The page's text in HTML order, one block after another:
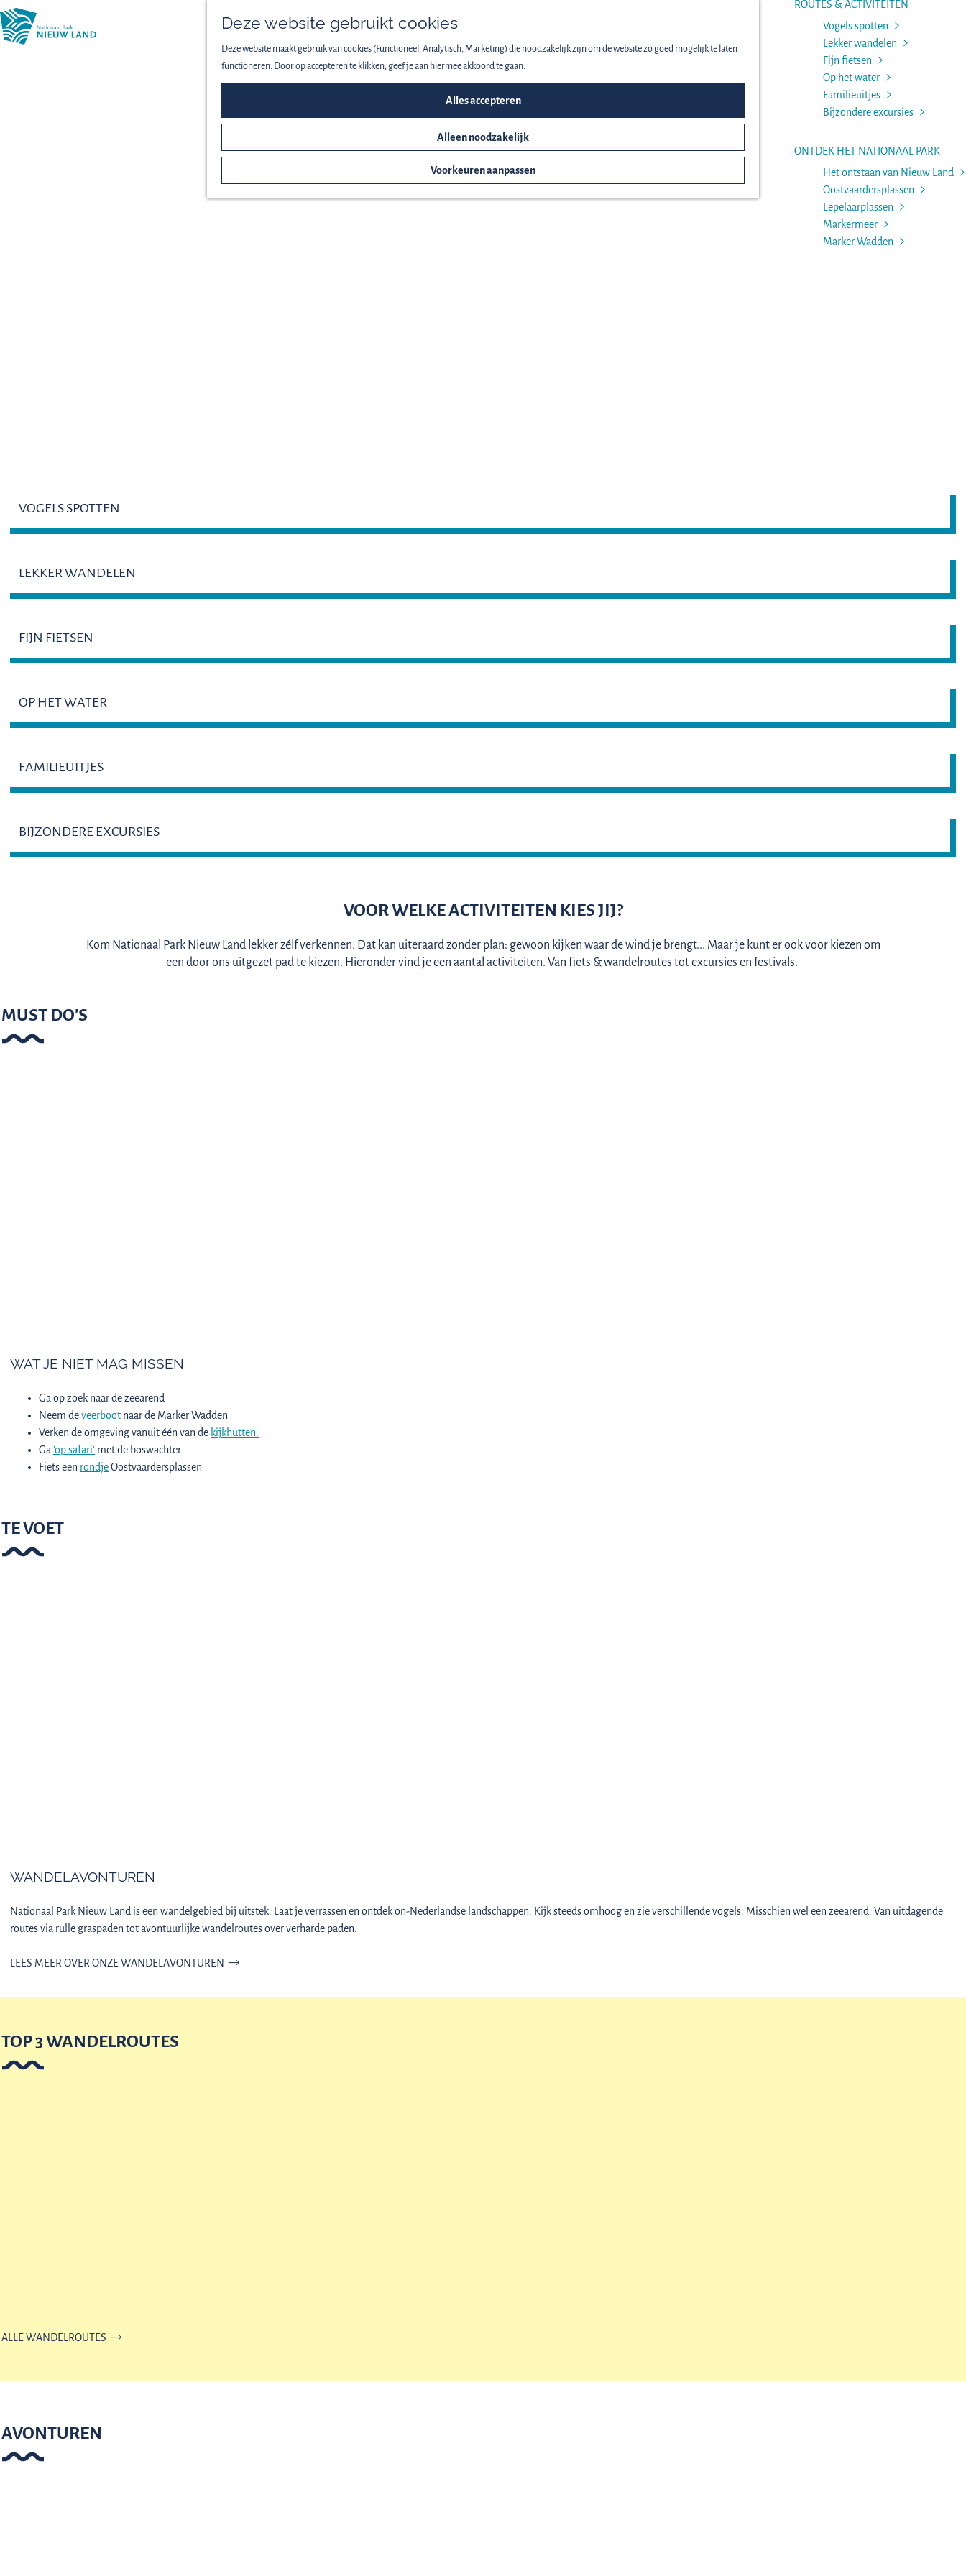
Deze website gebruikt cookies
Deze website maakt gebruik van cookies (Functioneel, Analytisch, Marketing) die noodzakelijk zijn om de website zo goed mogelijk te laten
functioneren. Door op accepteren te klikken, geef je aan hiermee akkoord te gaan.
Alles accepteren
Alleen noodzakelijk
Voorkeuren aanpassen
ROUTES & ACTIVITEITEN
Vogels spotten
Lekker wandelen
Fijn fietsen
Op het water
Familieuitjes
Bijzondere excursies
ONTDEK HET NATIONAAL PARK
Het ontstaan van Nieuw Land
Oostvaardersplassen
Lepelaarplassen
Markermeer
Marker Wadden
VOGELS SPOTTEN
LEKKER WANDELEN
FIJN FIETSEN
OP HET WATER
FAMILIEUITJES
BIJZONDERE EXCURSIES
VOOR WELKE ACTIVITEITEN KIES JIJ?
Kom Nationaal Park Nieuw Land lekker zélf verkennen. Dat kan uiteraard zonder plan: gewoon kijken waar de wind je brengt... Maar je kunt er ook voor kiezen om
een door ons uitgezet pad te kiezen. Hieronder vind je een aantal activiteiten. Van fiets & wandelroutes tot excursies en festivals.
MUST DO'S
WAT JE NIET MAG MISSEN
Ga op zoek naar de zeearend
Neem deveerboot naar de Marker Wadden
Verken de omgeving vanuit één van de kijkhutten.
Ga 'op safari' met de boswachter
Fiets een rondjeOostvaardersplassen
TE VOET
WANDELAVONTUREN
Nationaal Park Nieuw Land is een wandelgebied bij uitstek. Laat je verrassen en ontdek on-Nederlandse landschappen. Kijk steeds omhoog en zie verschillende vogels. Misschien wel een zeearend. Van uitdagende
routes via rulle graspaden tot avontuurlijke wandelroutes over verharde paden.
LEES MEER OVER ONZE WANDELAVONTUREN
TOP 3 WANDELROUTES
ALLE WANDELROUTES
AVONTUREN